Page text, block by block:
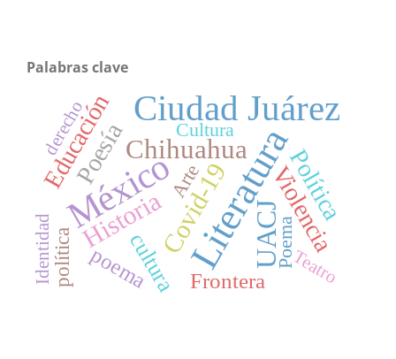
Palabras clave
Literatura
Ciudad Juárez
México UACJ
Chihuahua
HistoriaCovid-19
Poesía
Violencia
Educación Política
cultura
poema Frontera
política
Cultura
Poema
Arte
derecho
Teatro
Identidad